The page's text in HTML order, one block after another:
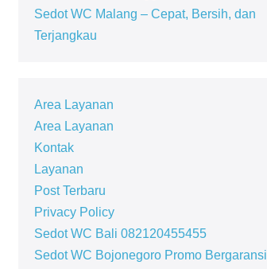
Sedot WC Malang – Cepat, Bersih, dan
Terjangkau
Area Layanan
Area Layanan
Kontak
Layanan
Post Terbaru
Privacy Policy
Sedot WC Bali 082120455455
Sedot WC Bojonegoro Promo Bergaransi